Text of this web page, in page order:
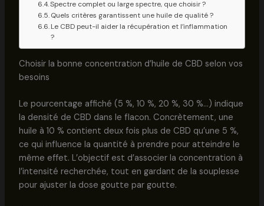
Spectre complet ou large spectre, que choisir ?
Quels critères garantissent une huile de qualité ?
Le CBD peut-il aider la récupération et l’inflammation
?
Choisir la bonne concentration d’huile de CBD selon vos
besoins
Le pourcentage affiché (5 %, 10 %, 20 %, 30 %…) indique
la densité de CBD dans le flacon. Concrètement, une
huile à 10 % contient deux fois plus de CBD qu’une 5 %,
ce qui influence la quantité à prendre pour atteindre le
même effet. L’objectif est d’associer la concentration à
l’intensité recherchée, tout en gardant de la souplesse
pour ajuster la dose goutte par goutte.